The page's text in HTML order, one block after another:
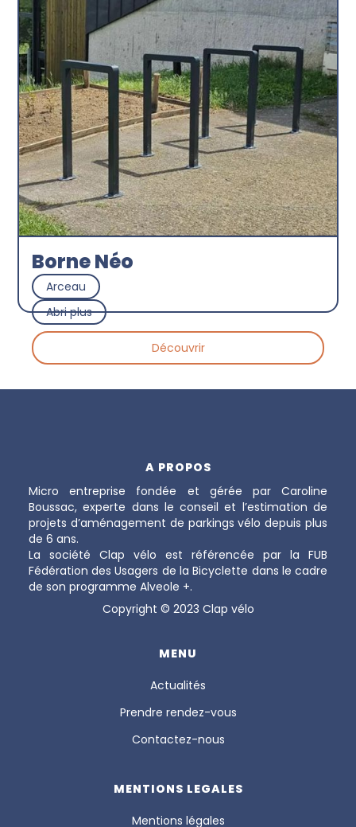
Découvrir
Borne Néo
Arceau
Abri plus
Découvrir
A PROPOS
Micro entreprise fondée et gérée par Caroline
Boussac, experte dans le conseil et l’estimation de
projets d’aménagement de parkings vélo depuis plus
de 6 ans.
La société Clap vélo est référencée par la FUB
Fédération des Usagers de la Bicyclette dans le cadre
de son programme Alveole +.
Copyright © 2023 Clap vélo
MENU
Actualités
Prendre rendez-vous
Contactez-nous
MENTIONS LEGALES
Mentions légales